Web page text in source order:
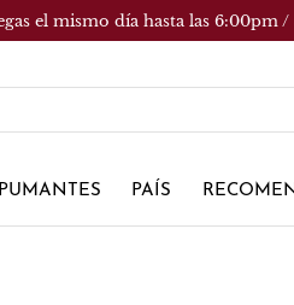
el mismo día hasta las 6:00pm
PAÍS